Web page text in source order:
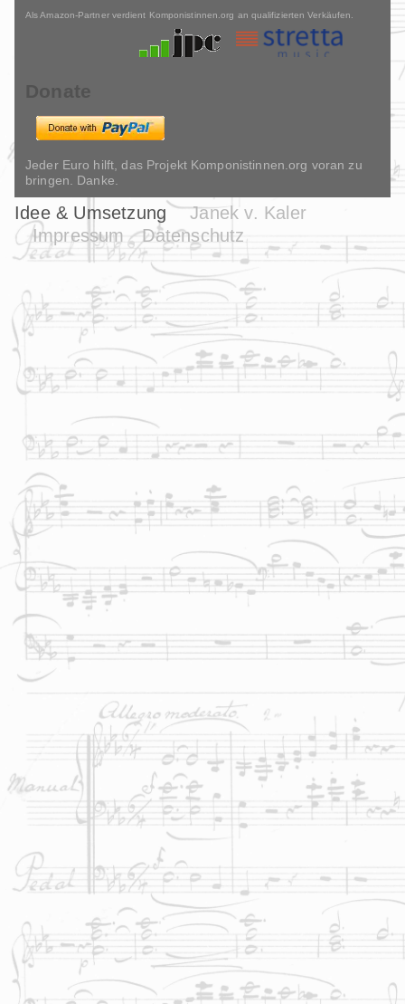
Als Amazon-Partner verdient Komponistinnen.org an qualifizierten Verkäufen.
Donate
Jeder Euro hilft, das Projekt Komponistinnen.org voran zu
bringen. Danke.
Idee & Umsetzung
Janek v. Kaler
Impressum
Datenschutz